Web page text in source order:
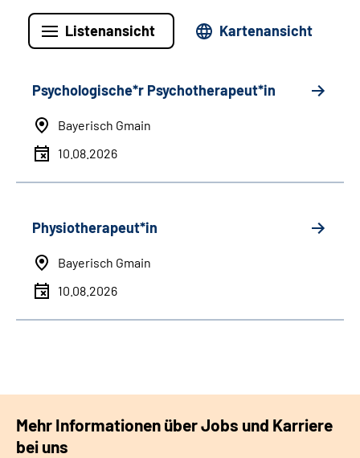
Listenansicht Kartenansicht
Psychologische*r Psychotherapeut*in
Bayerisch Gmain
10.08.2026
Physiotherapeut*in
Bayerisch Gmain
10.08.2026
Mehr Informationen über Jobs und Karriere
bei uns